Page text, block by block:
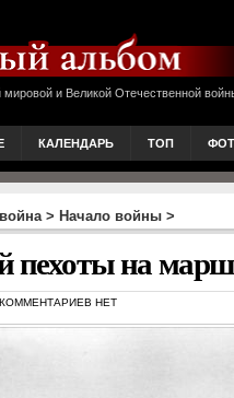
и Великой Отечественной
КАЛЕНДАРЬ ТОП
> Начало войны >
пехоты на
КОММЕНТАРИЕВ НЕТ